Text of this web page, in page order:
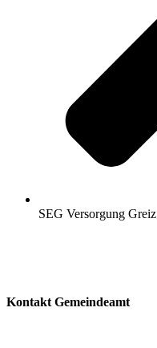
SEG Versorgung Greiz
Kontakt Gemeindeamt